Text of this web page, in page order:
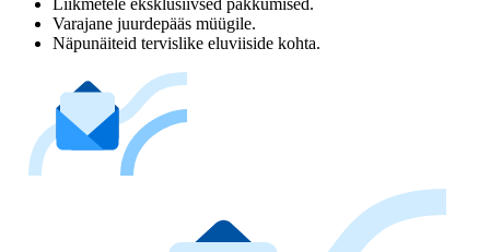
Liikmetele eksklusiivsed pakkumised.
Varajane juurdepääs müügile.
Näpunäiteid tervislike eluviiside kohta.